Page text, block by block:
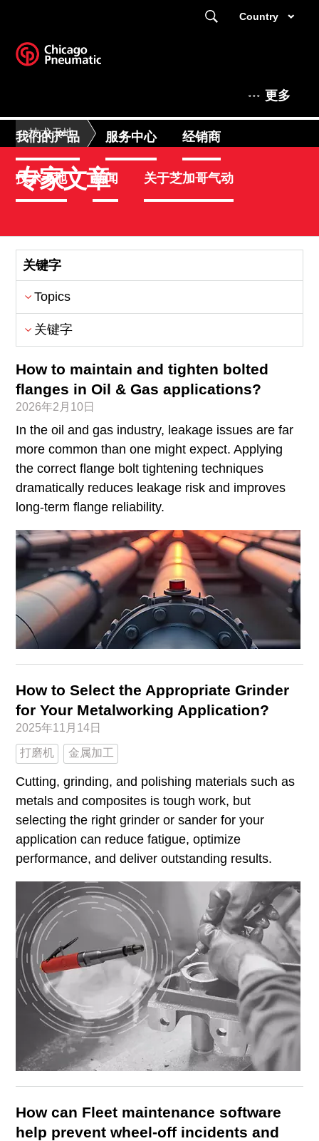
Country
更多
我们的产品 服务中心 经销商
技术天地 新闻 关于芝加哥气动
技术天地
专家文章
关键字
Topics
关键字
How to maintain and tighten bolted
flanges in Oil & Gas applications?
2026年2月10日
In the oil and gas industry, leakage issues are far
more common than one might expect. Applying
the correct flange bolt tightening techniques
dramatically reduces leakage risk and improves
long-term flange reliability.
How to Select the Appropriate Grinder
for Your Metalworking Application?
2025年11月14日
打磨机 金属加工
Cutting, grinding, and polishing materials such as
metals and composites is tough work, but
selecting the right grinder or sander for your
application can reduce fatigue, optimize
performance, and deliver outstanding results.
How can Fleet maintenance software
help prevent wheel-off incidents and